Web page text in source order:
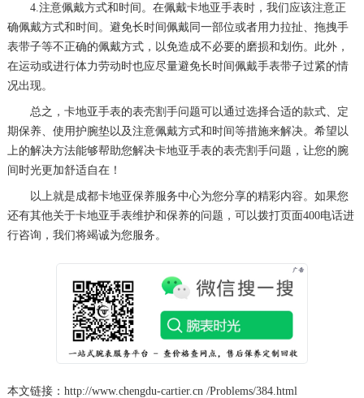
4.注意佩戴方式和时间。在佩戴卡地亚手表时，我们应该注意正
确佩戴方式和时间。避免长时间佩戴同一部位或者用力拉扯、拖拽手
表带子等不正确的佩戴方式，以免造成不必要的磨损和划伤。此外，
在运动或进行体力劳动时也应尽量避免长时间佩戴手表带子过紧的情
况出现。
总之，卡地亚手表的表壳割手问题可以通过选择合适的款式、定
期保养、使用护腕垫以及注意佩戴方式和时间等措施来解决。希望以
上的解决方法能够帮助您解决卡地亚手表的表壳割手问题，让您的腕
间时光更加舒适自在！
以上就是成都卡地亚保养服务中心为您分享的精彩内容。如果您
还有其他关于卡地亚手表维护和保养的问题，可以拨打页面400电话进
行咨询，我们将竭诚为您服务。
本文链接：http://www.chengdu-cartier.cn /Problems/384.html